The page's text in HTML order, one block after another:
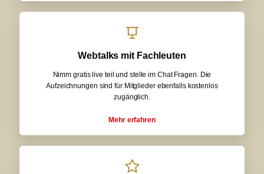
Webtalks mit Fachleuten
Nimm gratis live teil und stelle im Chat Fragen. Die
Aufzeichnungen sind für Mitglieder ebenfalls kostenlos
zugänglich.
Mehr erfahren